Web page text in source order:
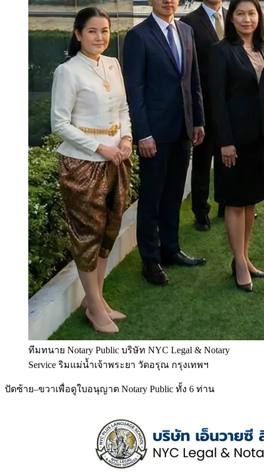
ทีมทนาย Notary Public บริษัท NYC Legal & Notary
Service ริมแม่น้ำเจ้าพระยา วัดอรุณ กรุงเทพฯ
ปัดซ้าย–ขวาเพื่อดูใบอนุญาต Notary Public ทั้ง 6 ท่าน